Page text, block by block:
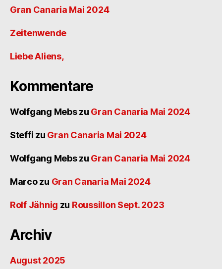
Gran Canaria Mai 2024
Zeitenwende
Liebe Aliens,
Kommentare
Wolfgang Mebszu Gran Canaria Mai 2024
Steffi zu Gran Canaria Mai 2024
Wolfgang Mebszu Gran Canaria Mai 2024
Marcozu Gran Canaria Mai 2024
Rolf Jähnig zu Roussillon Sept. 2023
Archiv
August 2025